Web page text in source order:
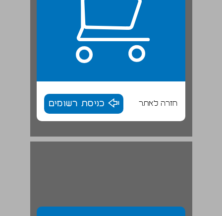
חזרה לאתר כניסת רשומים
2 היסטוריית השימוש באלכוהול ובסמים ... 17